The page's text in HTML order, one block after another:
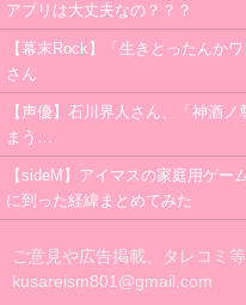
アプリは大丈夫なの？？？
【幕末Rock】「生きとったんか
さん
【声優】石川界人さん、「神酒
まう…
【sideM】アイマスの家庭用ゲー
に到った経緯まとめてみた
ご意見や広告掲載、タレコミ
kusareism801@gmail.com